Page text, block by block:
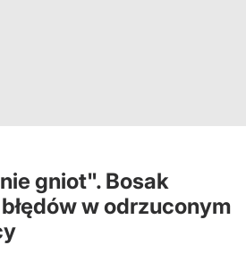
gniot". Bosak
w odrzuconym